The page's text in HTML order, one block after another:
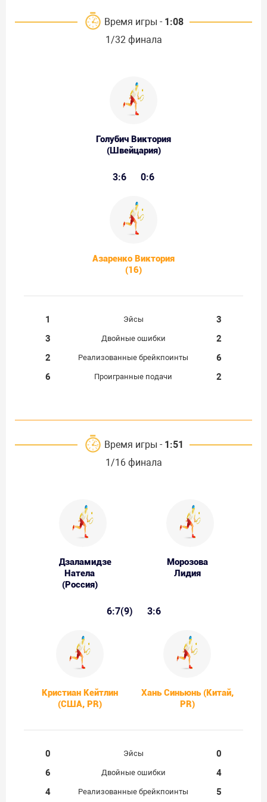
Время игры - 1:08
1/32 финала
Голубич Виктория
(Швейцария)
3:6 0:6
Азаренко Виктория
(16)
1 Эйсы
3
3
Двойные ошибки
2
2
Реализованные брейкпоинты
6
6
Проигранные подачи 2
Время игры - 1:51
1/16 финала
Дзаламидзе
Натела
(Россия)
Морозова
Лидия
6:7(9) 3:6
Кристиан Кейтлин
(США, PR)
Хань Синьюнь (Китай,
PR)
0 Эйсы
0
6
Двойные ошибки
4
4
Реализованные брейкпоинты
5